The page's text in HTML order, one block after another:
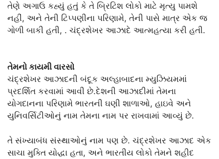
તેણે અગાઉ કહ્યું હતું કે તે બ્રિટિશ લોકો માટે મૃત્યુ પામશે
નહીં, અને તેની ટિપ્પણીના પરિણામે, તેની પાસે માત્ર એક જ
ગોળી બાકી હતી, . ચંદ્રશેખર આઝાદે આત્મહત્યા કરી હતી.
તેમનો કાયમી વારસો
ચંદ્રશેખર આઝાદની બંદૂક અલ્હાબાદના મ્યુઝિયમમાં
પ્રદર્શિત કરવામાં આવી છે.દેશની આઝાદીમાં તેમના
યોગદાનના પરિણામે ભારતની ઘણી શાળાઓ, હાઇવે અને
યુનિવર્સિટીઓનું નામ તેમના નામ પર રાખવામાં આવ્યું છે.
તે સંખ્યાબંધ સંસ્થાઓનું નામ પણ છે. ચંદ્રશેખર આઝાદ એક
સાચા મુક્તિ યોદ્ધા હતા, અને ભારતીય લોકો તેમને શહીદ